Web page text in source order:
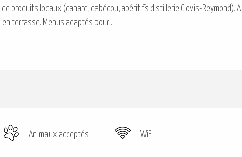
produits locaux (canard, cabécou, apéritifs distillerie Clovis-Reymond). A
terrasse. Menus adaptés pour...
Animaux acceptés WiFi